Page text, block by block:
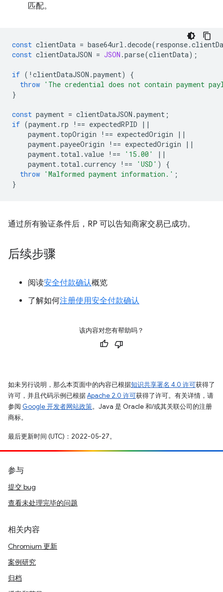
匹配。
const clientData = base64url .decode(response.
const clientDataJSON = JSON .parse(clientData);
if ( ! clientDataJSON .payment)
{
throw 'The credential does not contain payment
}
const payment = clientDataJSON .payment ;
if (payment. rp !== expectedRPID
||
payment. topOrigin !== expectedOrigin
||
payment.payeeOrigin !== expectedOrigin
||
payment. total .value !== '15.00'
||
payment. total .currency !== 'USD' )
{
throw 'Malformed payment information.' ;
}
通过所有验证条件后，RP 可以告知商家交易已成功。
后续步骤
阅读安全付款确认概览
了解如何注册使用安全付款确认
该内容对您有帮助吗？
如未另行说明，那么本页面中的内容已根据知识共享署名 4.0 许可获得了
许可，并且代码示例已根据Apache 2.0 许可获得了许可。有关详情，请
参阅 Google 开发者网站政策。Java 是 Oracle 和/或其关联公司的注册
商标。
最后更新时间 (UTC)：2022-05-27。
参与
提交 bug
查看未处理完毕的问题
相关内容
Chromium 更新
案例研究
归档